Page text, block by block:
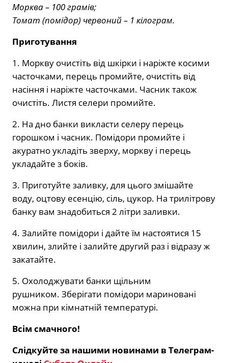
Морква – 100 грамів;
Томат (помідор) червоний – 1 кілограм.
Приготування
1. Моркву очистіть від шкірки і наріжте косими
часточками, перець промийте, очистіть від
насіння і наріжте часточками. Часник також
очистіть. Листя селери промийте.
2. На дно банки викласти селеру перець
горошком і часник. Помідори промийте і
акуратно укладіть зверху, моркву і перець
укладайте з боків.
3. Приготуйте заливку, для цього змішайте
воду, оцтову есенцію, сіль, цукор. На трилітрову
банку вам знадобиться 2 літри заливки.
4. Залийте помідори і дайте їм настоятися 15
хвилин, злийте і залийте другий раз і відразу ж
закатайте.
5. Охолоджувати банки щільним
рушником. Зберігати помідори мариновані
можна при кімнатній температурі.
Всім смачного!
Слідкуйте за нашими новинами в Телеграм-